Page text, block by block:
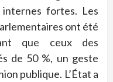
fortes. Les
ont été
que ceux des
de 50 %, un geste
publique. L’État a